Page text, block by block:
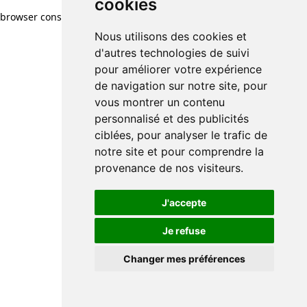
cookies
Nous utilisons des cookies et
d'autres technologies de suivi
pour améliorer votre expérience
de navigation sur notre site, pour
vous montrer un contenu
personnalisé et des publicités
ciblées, pour analyser le trafic de
notre site et pour comprendre la
provenance de nos visiteurs.
J'accepte
Je refuse
Changer mes préférences
browser console for more information)